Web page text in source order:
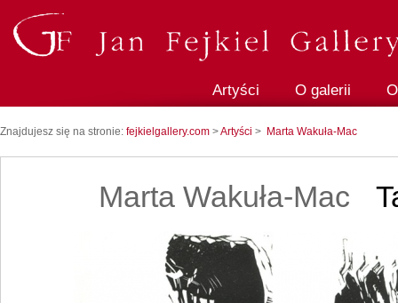
Artyści O galerii
Znajdujesz się na stronie: fejkielgallery.com >Artyści > Marta Wakuła-Mac
Marta Wakuła-Mac